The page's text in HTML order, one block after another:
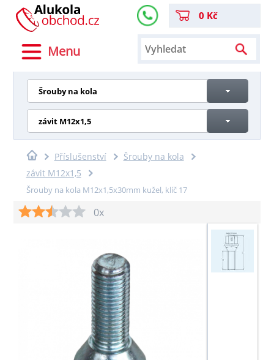
Menu
0 Kč
Šrouby na kola
závit M12x1,5
Příslušenství
Šrouby na kola
závit M12x1,5
Šrouby na kola M12x1,5x30mm kužel, klíč 17
0x